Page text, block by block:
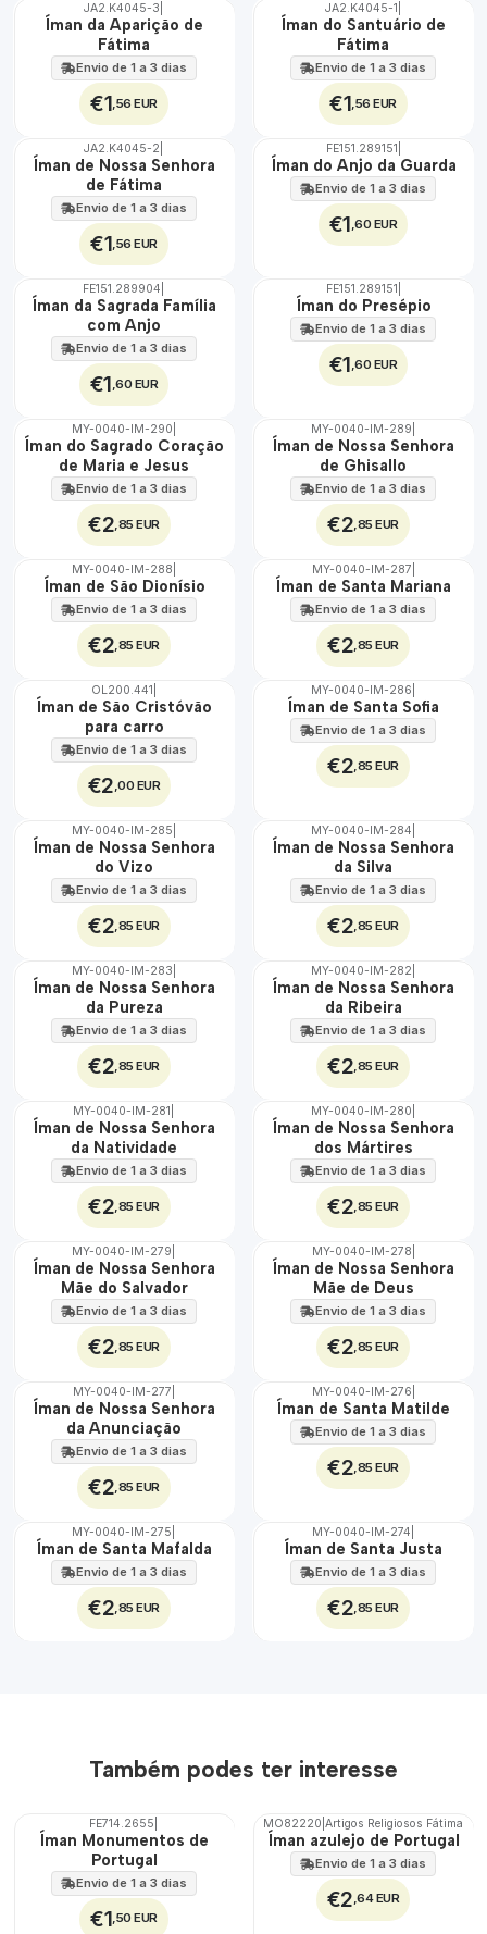
JA2.K4045-3
Íman da Aparição de
Fátima
Envio de 1 a 3 dias
€1 ,56 EUR
JA2.K4045-1
Íman do Santuário de
Fátima
Envio de 1 a 3 dias
€1 ,56 EUR
JA2.K4045-2
Íman de Nossa Senhora
de Fátima
Envio de 1 a 3 dias
€1 ,56 EUR
FE151.289151
Íman do Anjo da Guarda
Envio de 1 a 3 dias
€1 ,60 EUR
FE151.289904
Íman da Sagrada Família
com Anjo
Envio de 1 a 3 dias
€1 ,60 EUR
Não Disponível
FE151.289151
Íman do Presépio
Envio de 1 a 3 dias
€1 ,60 EUR
🇵🇹
100%
MY-0040-IM-290
Íman do Sagrado Coração
de Maria e Jesus
Envio de 1 a 3 dias
€2 ,85 EUR
🇵🇹
MY-0040-IM-289
Íman de Nossa Senhora
de Ghisallo
Envio de 1 a 3 dias
€2 ,85 EUR
🇵🇹
100%
MY-0040-IM-288
Íman de São Dionísio
Envio de 1 a 3 dias
€2 ,85 EUR
🇵🇹
100%
MY-0040-IM-287
Íman de Santa Mariana
Envio de 1 a 3 dias
€2 ,85 EUR
OL200.441
Íman de São Cristóvão
para carro
Envio de 1 a 3 dias
€2 ,00 EUR
🇵🇹
100%
MY-0040-IM-286
Íman de Santa Sofia
Envio de 1 a 3 dias
€2 ,85 EUR
🇵🇹
MY-0040-IM-285
Íman de Nossa Senhora
do Vizo
Envio de 1 a 3 dias
€2 ,85 EUR
🇵🇹
MY-0040-IM-284
Íman de Nossa Senhora
da Silva
Envio de 1 a 3 dias
€2 ,85 EUR
🇵🇹
MY-0040-IM-283
Íman de Nossa Senhora
da Pureza
Envio de 1 a 3 dias
€2 ,85 EUR
🇵🇹
MY-0040-IM-282
Íman de Nossa Senhora
da Ribeira
Envio de 1 a 3 dias
€2 ,85 EUR
🇵🇹
MY-0040-IM-281
Íman de Nossa Senhora
da Natividade
Envio de 1 a 3 dias
€2 ,85 EUR
🇵🇹
MY-0040-IM-280
Íman de Nossa Senhora
dos Mártires
Envio de 1 a 3 dias
€2 ,85 EUR
🇵🇹
100%
MY-0040-IM-279
Íman de Nossa Senhora
Mãe do Salvador
Envio de 1 a 3 dias
€2 ,85 EUR
🇵🇹
MY-0040-IM-278
Íman de Nossa Senhora
Mãe de Deus
Envio de 1 a 3 dias
€2 ,85 EUR
🇵🇹
MY-0040-IM-277
Íman de Nossa Senhora
da Anunciação
Envio de 1 a 3 dias
€2 ,85 EUR
🇵🇹
100%
MY-0040-IM-276
Íman de Santa Matilde
Envio de 1 a 3 dias
€2 ,85 EUR
🇵🇹
100%
MY-0040-IM-275
Íman de Santa Mafalda
Envio de 1 a 3 dias
€2 ,85 EUR
🇵🇹
100%
MY-0040-IM-274
Íman de Santa Justa
Envio de 1 a 3 dias
€2 ,85 EUR
Também podes ter interesse
FE714.2655
Íman Monumentos de
Portugal
Envio de 1 a 3 dias
€1,50 EUR
MO82220 |Artigos Religiosos Fátima
Íman azulejo de Portugal
Envio de 1 a 3 dias
€2,64 EUR